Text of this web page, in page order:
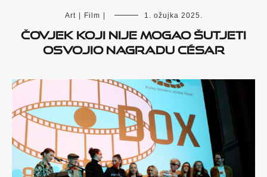
Art Film 1. ožujka 2025.
Čovjek koji nije mogao šutjeti
osvojio nagradu César